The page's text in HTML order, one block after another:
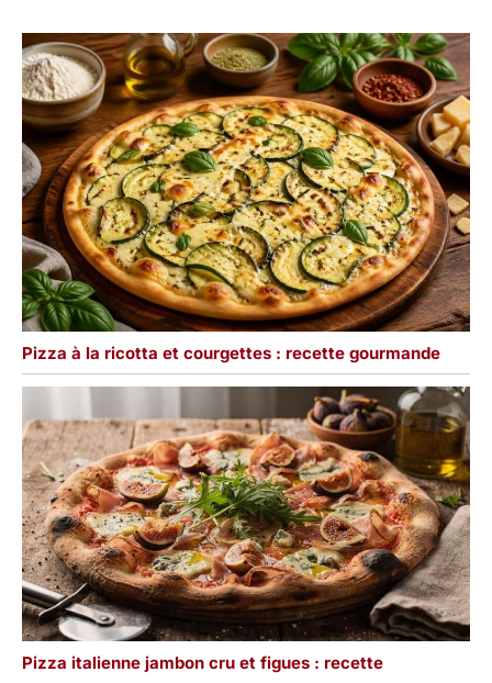
Pizza à la ricotta et courgettes : recette gourmande
Pizza italienne jambon cru et figues : recette